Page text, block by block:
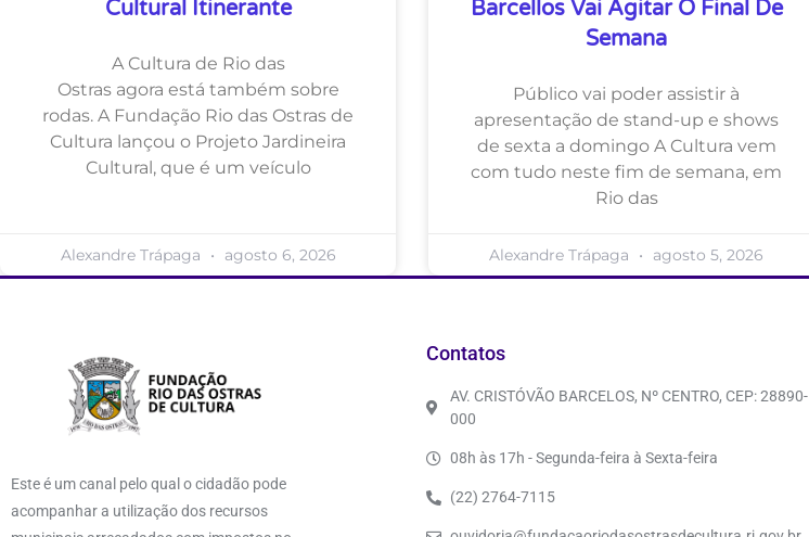
Cultural Itinerante
A Cultura de Rio das
Ostras agora está também sobre
rodas. A Fundação Rio das Ostras de
Cultura lançou o Projeto Jardineira
Cultural, que é um veículo
Alexandre Trápaga agosto 6, 2026
Barcellos Vai Agitar O Final De
Semana
Público vai poder assistir à
apresentação de stand-up e shows
de sexta a domingo A Cultura vem
com tudo neste fim de semana, em
Rio das
Alexandre Trápaga agosto 5, 2026
Este é um canal pelo qual o cidadão pode
acompanhar a utilização dos recursos
Contatos
AV. CRISTÓVÃO BARCELOS, Nº CENTRO, CEP: 28890-
000
08h às 17h - Segunda-feira à Sexta-feira
(22) 2764-7115